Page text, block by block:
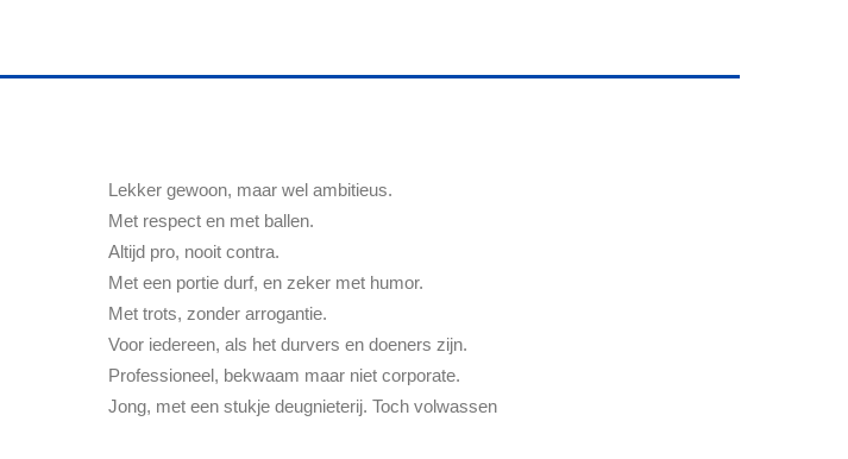
Lekker gewoon, maar wel ambitieus.
Met respect en met ballen.
Altijd pro, nooit contra.
Met een portie durf, en zeker met humor.
Met trots, zonder arrogantie.
Voor iedereen, als het durvers en doeners zijn.
Professioneel, bekwaam maar niet corporate.
Jong, met een stukje deugnieterij. Toch volwassen